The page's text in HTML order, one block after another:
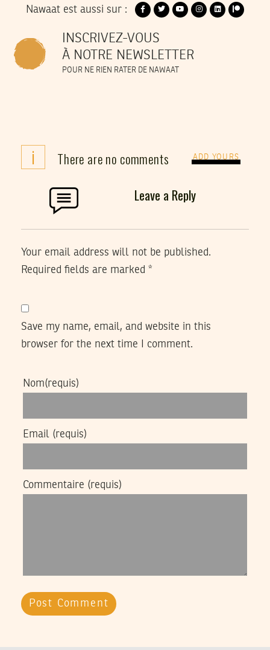
Nawaat est aussi sur :
INSCRIVEZ-VOUS
À NOTRE NEWSLETTER
POUR NE RIEN RATER DE NAWAAT
i There are no comments ADD YOURS
Leave a Reply
Your email address will not be published.
Required fields are marked *
Save my name, email, and website in this
browser for the next time I comment.
Nom(requis)
Email (requis)
Commentaire (requis)